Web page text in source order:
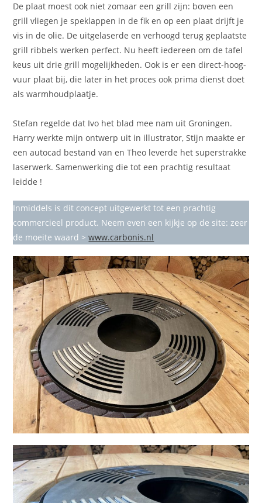
De plaat moest ook niet zomaar een grill zijn: boven een
grill vliegen je speklappen in de fik en op een plaat drijft je
vis in de olie. De uitgelaserde en verhoogd terug geplaatste
grill ribbels werken perfect. Nu heeft iedereen om de tafel
keus uit drie grill mogelijkheden. Ook is er een direct-hoog-
vuur plaat bij, die later in het proces ook prima dienst doet
als warmhoudplaatje.
Stefan regelde dat Ivo het blad mee nam uit Groningen.
Harry werkte mijn ontwerp uit in illustrator, Stijn maakte er
een autocad bestand van en Theo leverde het superstrakke
laserwerk. Samenwerking die tot een prachtig resultaat
leidde !
Inmiddels is dit concept uitgewerkt tot een prachtig
commercieel product. Neem even een kijkje op de site: zeer
de moeite waard >www.carbonis.nl